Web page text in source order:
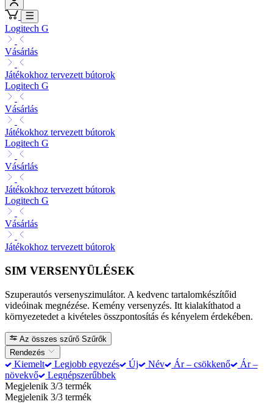
Logitech G
Vásárlás
Játékokhoz tervezett bútorok
Logitech G
Vásárlás
Játékokhoz tervezett bútorok
Logitech G
Vásárlás
Játékokhoz tervezett bútorok
Logitech G
Vásárlás
Játékokhoz tervezett bútorok
SIM VERSENYÜLÉSEK
Szuperautós versenyszimulátor. A kedvenc tartalomkészítőid
videóinak megnézése. Kemény versenyzés. Itt kialakíthatod a
környezetedet a kivételes összpontosítás és kényelem érdekében.
Az összes szűrő Szűrők
Rendezés
Kiemelt Legjobb egyezés Új Név Ár – csökkenő
Ár –
növekvő
Legnépszerűbbek
Megjelenik 3/3 termék
Megjelenik 3/3 termék